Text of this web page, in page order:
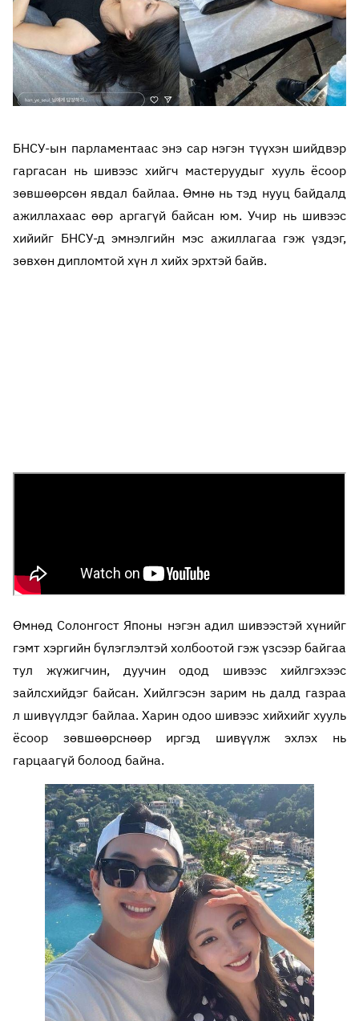
БНСУ-ын парламентаас энэ сар нэгэн түүхэн шийдвэр
гаргасан нь шивээс хийгч мастеруудыг хууль ёсоор
зөвшөөрсөн явдал байлаа. Өмнө нь тэд нууц байдалд
ажиллахаас өөр аргагүй байсан юм. Учир нь шивээс
хийийг БНСУ-д эмнэлгийн мэс ажиллагаа гэж үздэг,
зөвхөн дипломтой хүн л хийх эрхтэй байв.
Өмнөд Солонгост Японы нэгэн адил шивээстэй хүнийг
гэмт хэргийн бүлэглэлтэй холбоотой гэж үзсээр байгаа
тул жүжигчин, дуучин одод шивээс хийлгэхээс
зайлсхийдэг байсан. Хийлгэсэн зарим нь далд газраа
л шивүүлдэг байлаа. Харин одоо шивээс хийхийг хууль
ёсоор зөвшөөрснөөр иргэд шивүүлж эхлэх нь
гарцаагүй болоод байна.